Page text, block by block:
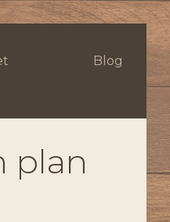
Blog
plan